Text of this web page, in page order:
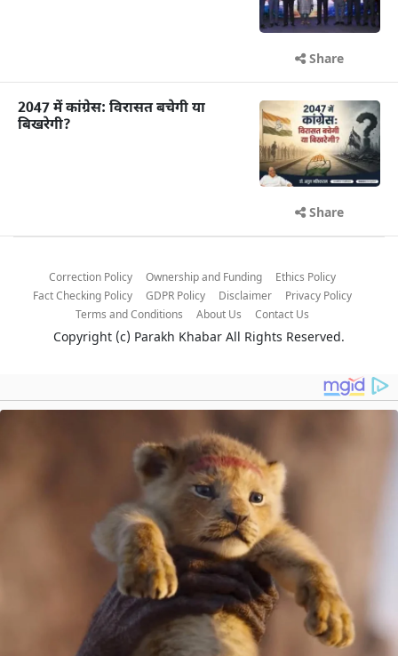
Share
2047 में कांग्रेस: विरासत बचेगी या
बिखरेगी?
Share
Correction Policy Ownership and Funding
Ethics Policy
Fact Checking Policy
GDPR Policy Disclaimer
Privacy Policy
Terms and Conditions
About Us Contact Us
Copyright (c) Parakh Khabar All Rights Reserved.